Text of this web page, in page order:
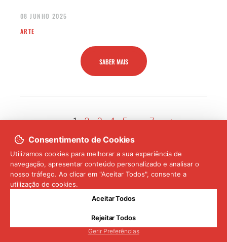
Quem és tu no Japão?
08 JUNHO 2025
ARTE
SABER MAIS
1 2 3 4 5 ... 7
info@fujir.pt
Consentimento de Cookies
Utilizamos cookies para melhorar a sua experiência de
navegação, apresentar conteúdo personalizado e analisar o
nosso tráfego. Ao clicar em "Aceitar Todos", consente a
utilização de cookies.
Gerir Preferências
Rejeitar Todos
Aceitar Todos